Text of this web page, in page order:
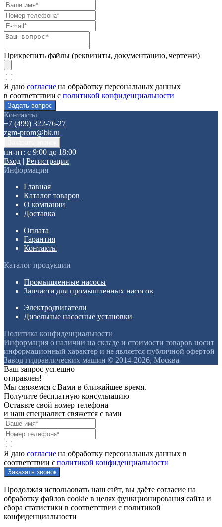
Прикрепить файлы (реквизиты, документацию, чертежи)
Я даю согласие на обработку персональных данных
в соответствии с политикой конфиденциальности
Контакты
+7 (499) 322-76-27
zgm-prom@bk.ru
пн-пт: с 9:00 до 18:00
Вход | Регистрация
Информация
Главная
Каталог товаров
О компании
Доставка
Оплата
Гарантия
Контакты
Каталог продукции
Промышленные насосы
Запчасти для промышленных насосов
Электродвигатели
Дизельные насосные установки
Политика конфиденциальности
Информация о наличии на складе и стоимости товаров носит
информационный характер и не является публичной офертой
Завод гидравлических машин © 2014-2026, Москва
Ваш запрос успешно
отправлен!
Мы свяжемся с Вами в ближайшее время.
Получите бесплатную консультацию
Оставьте свой номер телефона
и наш специалист свяжется с вами
Я даю согласие на обработку персональных данных в
соответствии с политикой конфиденциальности
Продолжая использовать наш сайт, вы даёте согласие на
обработку файлов cookie в целях функционирования сайта и
сбора статистики в соответствии с политикой
конфиденциальности